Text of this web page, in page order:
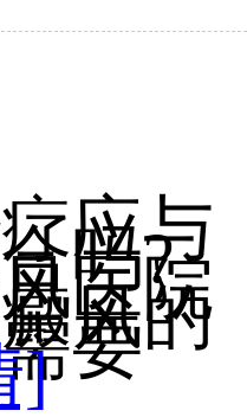
应与
吗?
医院
风的
要
]